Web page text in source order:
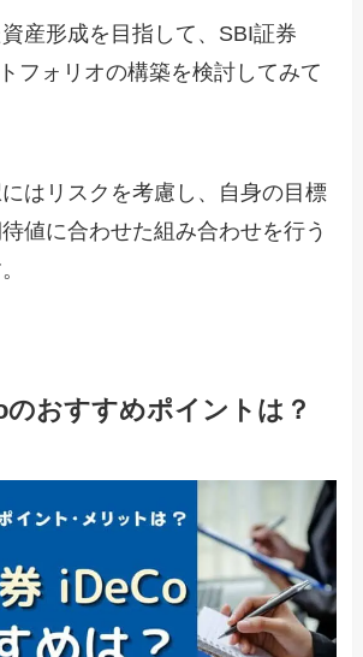
産形成を目指して、SBI証券
フォリオの構築を検討してみて
はリスクを考慮し、自身の目標
値に合わせた組み合わせを行う
おすすめポイントは？